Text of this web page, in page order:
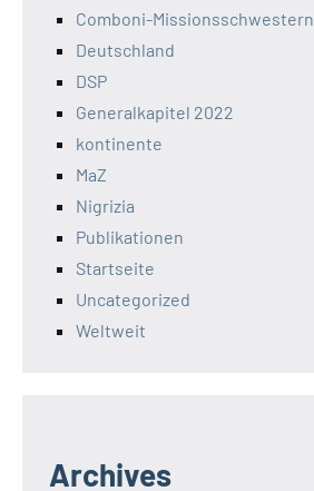
Comboni-Missionsschwestern
Deutschland
DSP
Generalkapitel 2022
kontinente
MaZ
Nigrizia
Publikationen
Startseite
Uncategorized
Weltweit
Archives